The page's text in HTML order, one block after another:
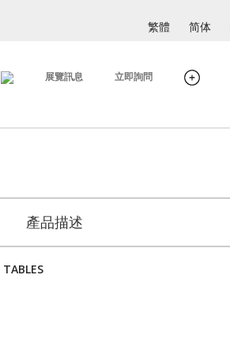
繁體 简体
展覽訊息 立即詢問
產品描述